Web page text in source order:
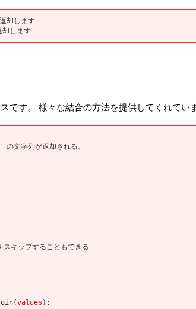
します
します
す。 様々な結合の方法を提供してくれていま
文字列が返却される。
ップすることもできる
values );